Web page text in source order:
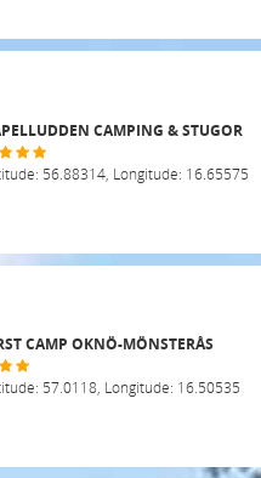
CAMPING & STUGOR
56.88314, Longitude: 16.65575
CAMP OKNÖ-MÖNSTERÅS
57.0118, Longitude: 16.50535